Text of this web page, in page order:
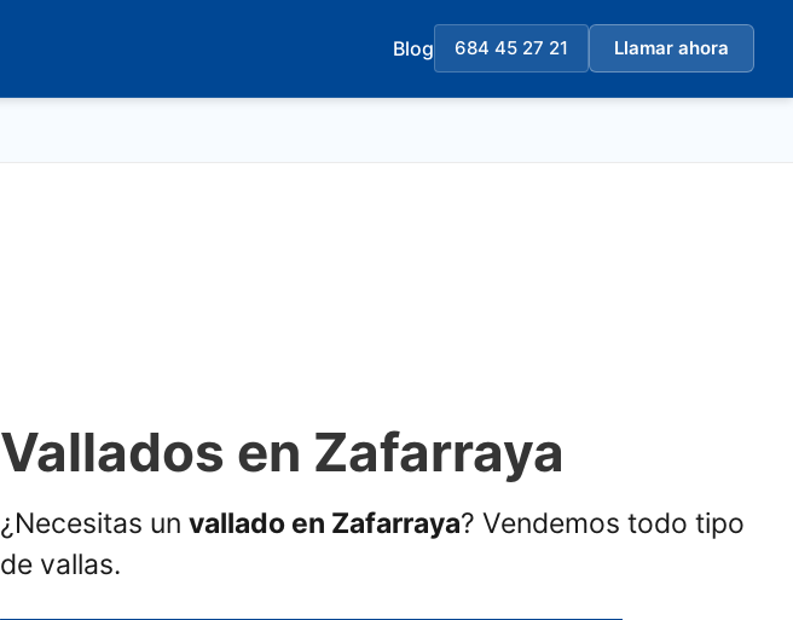
Blog 684 45 27 21 Llamar ahora
Vallados en Zafarraya
¿Necesitas un vallado en Zafarraya? Vendemos todo tipo
de vallas.